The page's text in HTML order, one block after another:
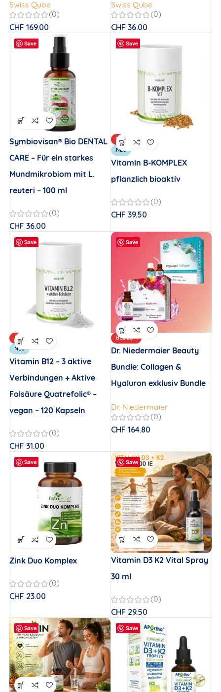
Swiss Qube
(0)
CHF 169.00
Swiss Qube
(0)
CHF 36.00
Save
Symbiovisan® Bio DENTAL
CARE – Für ein starkes
Mundmikrobiom mit L.
reuteri – 100 ml
(0)
CHF 36.00
Save
BELIEBT
NEU
Vitamin B-KOMPLEX
pflanzlich bioaktiv
(0)
CHF 39.50
Save
BELIEBT
NEU
Vitamin B12 – 3 aktive
Verbindungen + Aktive
Folsäure Quatrefolic® –
vegan – 120 Kapseln
(0)
CHF 31.00
Save
BELIEBT
Dr. Niedermaier Beauty
Bundle: Collagen &
Hyaluron exklusiv Bundle
Dr. Niedermaier
(0)
CHF 164.80
Save
Zink Duo Komplex
(0)
CHF 23.00
Save
Vitamin D3 K2 Vital Spray
30 ml
(0)
CHF 29.50
Save Save